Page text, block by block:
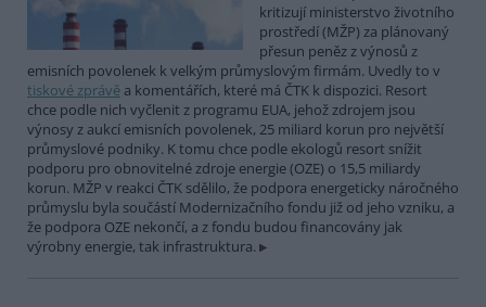
kritizují ministerstvo životního
prostředí (MŽP) za plánovaný
přesun peněz z výnosů z
emisních povolenek k velkým průmyslovým firmám. Uvedly to v
tiskové zprávě a komentářích, které má ČTK k dispozici. Resort
chce podle nich vyčlenit z programu EUA, jehož zdrojem jsou
výnosy z aukcí emisních povolenek, 25 miliard korun pro největší
průmyslové podniky. K tomu chce podle ekologů resort snížit
podporu pro obnovitelné zdroje energie (OZE) o 15,5 miliardy
korun. MŽP v reakci ČTK sdělilo, že podpora energeticky náročného
průmyslu byla součástí Modernizačního fondu již od jeho vzniku, a
že podpora OZE nekončí, a z fondu budou financovány jak
výrobny energie, tak infrastruktura.